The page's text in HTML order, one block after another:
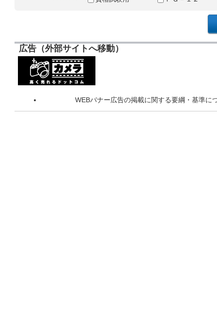
広告（外部サイトへ移動）
WEBバナー広告の掲載に関する要綱・基準に